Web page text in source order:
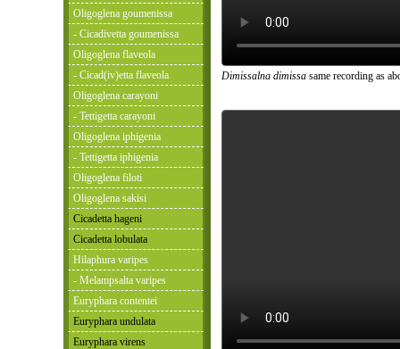
Dimissalna dimissa same recording as
Oligoglena goumenissa
- Cicadivetta goumenissa
Oligoglena flaveola
- Cicad(iv)etta flaveola
Oligoglena carayoni
- Tettigetta carayoni
Oligoglena iphigenia
- Tettigetta iphigenia
Oligoglena filoti
Oligoglena sakisi
Cicadetta hageni
Cicadetta lobulata
Hilaphura varipes
- Melampsalta varipes
Euryphara contentei
Euryphara undulata
Euryphara virens